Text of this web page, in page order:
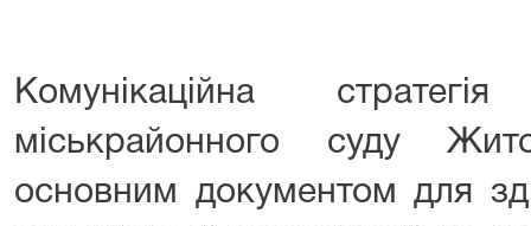
Комунікаційна
міськрайонного суду
основним документом для